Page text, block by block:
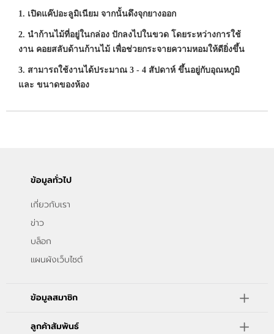
1. เปิดแค๊ปอะลูมิเนียม จากนั้นดึงจุกยางออก
2. นำก้านไม้ที่อยู่ในกล่อง ปักลงไปในขวด โดยระหว่างการใช้
งาน คอยสลับด้านก้านไม้ เพื่อช่วยกระจายความหอมให้ดียิ่งขึ้น
3. สามารถใช้งานได้ประมาณ 3 - 4 สัปดาห์ ขึ้นอยู่กับอุณหภูมิ
และ ขนาดของห้อง
ข้อมูลทั่วไป
เกี่ยวกับเรา
ข่าว
บล็อก
แผนผังเว็บไซต์
ข้อมูลสมาชิก
ลูกค้าสัมพันธ์